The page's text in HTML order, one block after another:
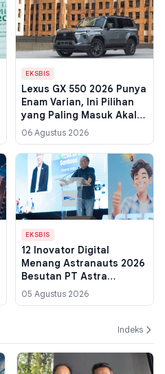
EKSBIS
Lexus GX 550 2026 Punya
Enam Varian, Ini Pilihan
yang Paling Masuk Akal
untuk Pembeli Indonesia
06 Agustus 2026
EKSBIS
12 Inovator Digital
Menang Astranauts 2026
Besutan PT Astra
International Tbk
05 Agustus 2026
Indeks